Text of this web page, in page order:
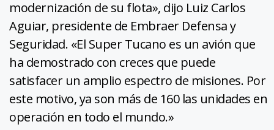
modernización de su flota», dijo Luiz Carlos
Aguiar, presidente de Embraer Defensa y
Seguridad. «El Super Tucano es un avión que
ha demostrado con creces que puede
satisfacer un amplio espectro de misiones. Por
este motivo, ya son más de 160 las unidades en
operación en todo el mundo.»